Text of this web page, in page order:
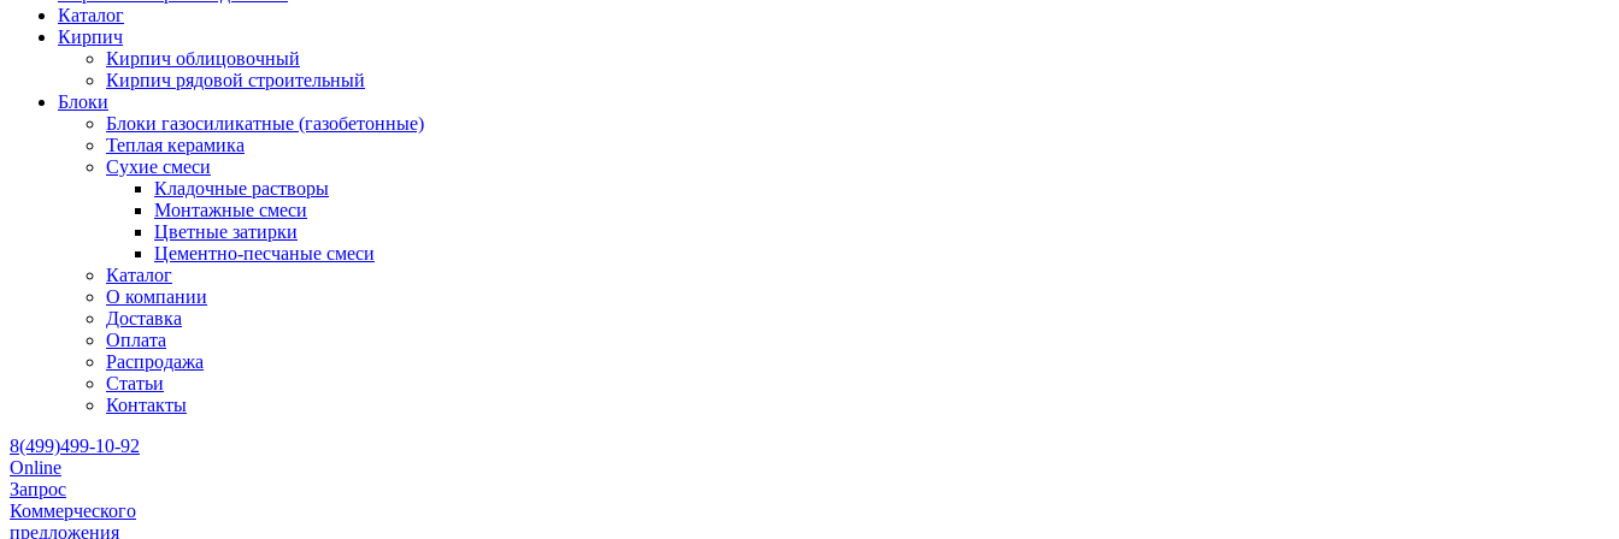
Каталог
Кирпич
Кирпич облицовочный
Кирпич рядовой строительный
Блоки
Блоки газосиликатные (газобетонные)
Теплая керамика
Сухие смеси
Кладочные растворы
Монтажные смеси
Цветные затирки
Цементно-песчаные смеси
Каталог
О компании
Доставка
Оплата
Распродажа
Статьи
Контакты
8(499)499-10-92
Online
Запрос
Коммерческого
предложения